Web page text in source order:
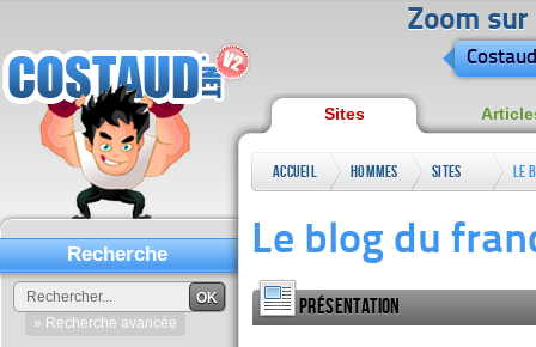
Zoom sur
Sites
Accueil
Hommes
Femmes
Sites
Le
Le blog du
Présentation
Recherche
OK
» Recherche avancée